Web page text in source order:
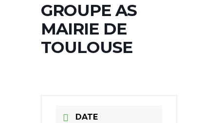
GROUPE AS
MAIRIE DE
TOULOUSE
DATE